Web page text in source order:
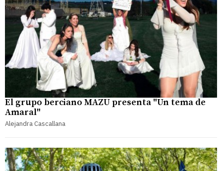
El grupo berciano MAZU presenta "Un tema de
Amaral"
Alejandra Cascallana